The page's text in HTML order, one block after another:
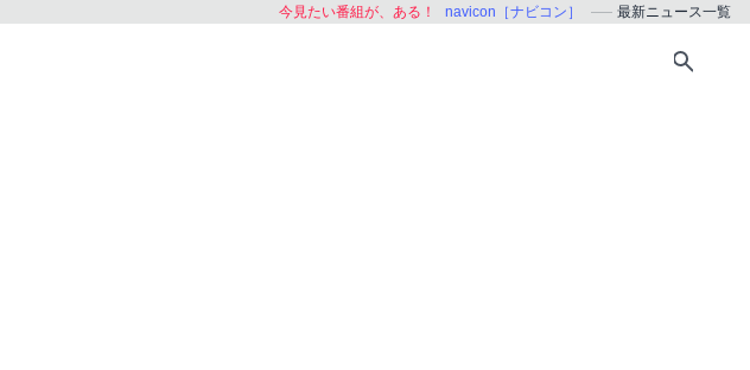
今見たい番組が、ある！ navicon［ナビコン］ 最新ニュース一覧